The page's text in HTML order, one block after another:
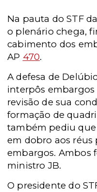
Na pauta do STF
o plenário chega,
cabimento dos
AP 470.
A defesa de
interpôs
revisão de sua
formação de
também pediu
em dobro aos réus
embargos. Ambos
ministro JB.
O presidente do